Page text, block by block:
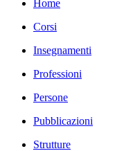
Home
Corsi
Insegnamenti
Professioni
Persone
Pubblicazioni
Strutture